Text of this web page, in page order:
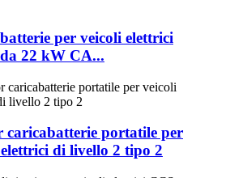
per veicoli elettrici
22 kW CA...
caricabatterie portatile per
di livello 2 tipo 2